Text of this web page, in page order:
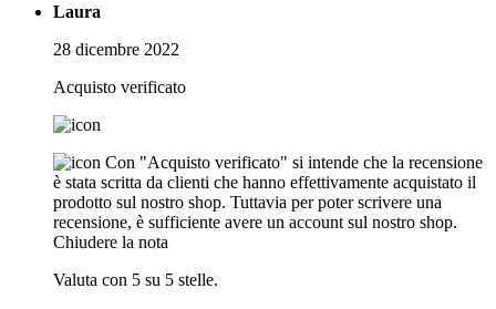
Laura
28 dicembre 2022
Acquisto verificato
Con "Acquisto verificato" si intende che la recensione
è stata scritta da clienti che hanno effettivamente acquistato il
prodotto sul nostro shop. Tuttavia per poter scrivere una
recensione, è sufficiente avere un account sul nostro shop.
Chiudere la nota
Valuta con 5 su 5 stelle.